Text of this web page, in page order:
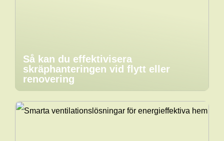
Så kan du effektivisera
skräphanteringen vid flytt eller
renovering